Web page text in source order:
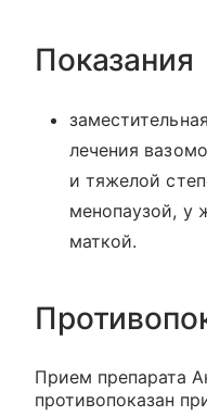
Показания
лечения
и тяжелой
менопаузой, у
маткой.
Прием препарата
противопоказан